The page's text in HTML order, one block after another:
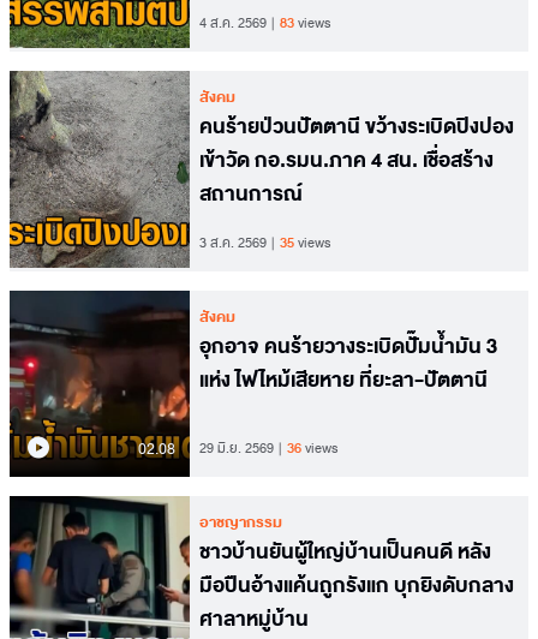
4 ส.ค. 2569 83views
สังคม
คนร้ายป่วนปัตตานี ขว้างระเบิดปิงปอง
เข้าวัด กอ.รมน.ภาค 4 สน. เชื่อสร้าง
สถานการณ์
3 ส.ค. 2569 35views
02.08
สังคม
อุกอาจ คนร้ายวางระเบิดปั๊มน้ำมัน 3
แห่ง ไฟไหม้เสียหาย ที่ยะลา-ปัตตานี
29 มิ.ย. 2569 36views
อาชญากรรม
ชาวบ้านยันผู้ใหญ่บ้านเป็นคนดี หลัง
มือปืนอ้างแค้นถูกรังแก บุกยิงดับกลาง
ศาลาหมู่บ้าน